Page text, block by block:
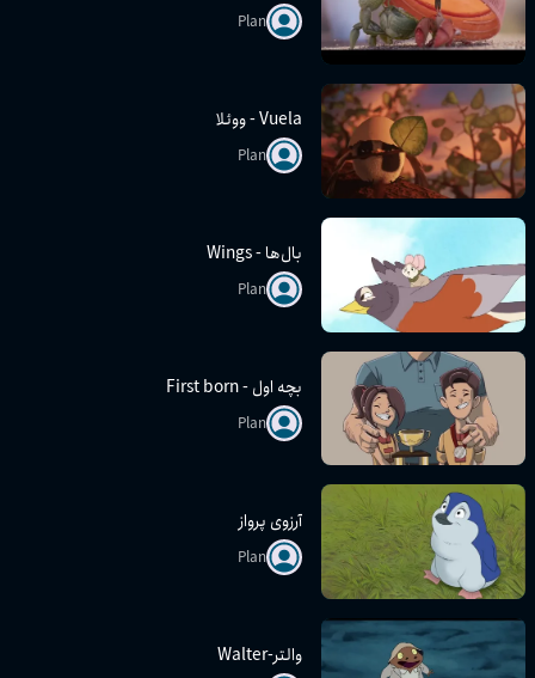
Plan
Vuela - ووئلا
Plan
بال‌ها - Wings
Plan
بچه اول - First born
Plan
آرزوی پرواز
Plan
والتر-Walter